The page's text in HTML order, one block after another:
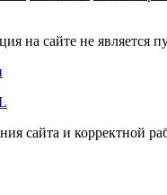
на сайте не является
сайта и корректной